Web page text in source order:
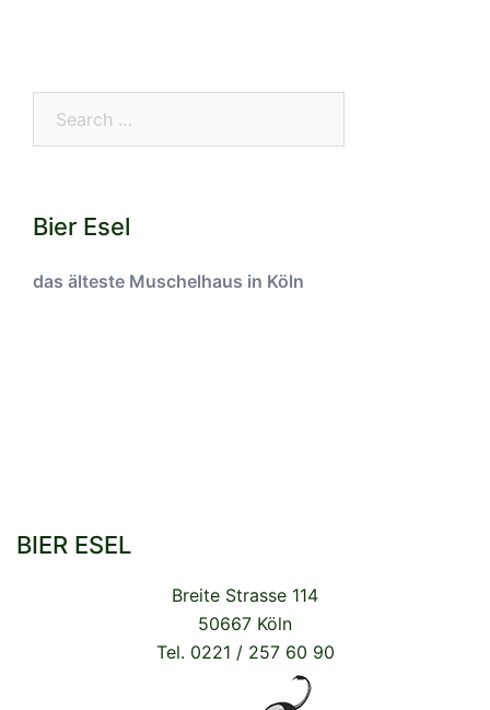
Bier Esel
das älteste Muschelhaus in Köln
BIER ESEL
Breite Strasse 114
50667 Köln
Tel. 0221 / 257 60 90